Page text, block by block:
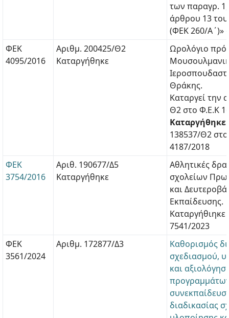
των παραγρ. 1,
άρθρου 13
(ΦΕΚ 260/Α΄)»
ΦΕΚ
4095/2016
Αριθμ. 200425/Θ2
Καταργήθηκε
Ωρολόγιο
Θράκης.
Καταργεί την
Θ2 στο Φ.Ε.Κ
Καταργήθηκε
138537/Θ2
4187/2018
ΦΕΚ
3754/2016
Αριθ. 190677/Δ5
Καταργήθηκε
Αθλητικές
σχολείων
και
Εκπαίδευσης.
7541/2023
ΦΕΚ
3561/2024
Αριθμ. 172877/Δ3
Καθορισμός
σχεδιασμού,
και
διαδικασίας